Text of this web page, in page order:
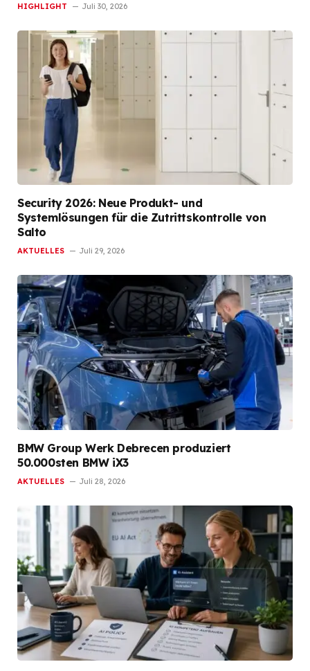
HIGHLIGHT Juli 30, 2026
Security 2026: Neue Produkt- und
Systemlösungen für die Zutrittskontrolle von
Salto
AKTUELLES Juli 29, 2026
BMW Group Werk Debrecen produziert
50.000sten BMW iX3
AKTUELLES Juli 28, 2026